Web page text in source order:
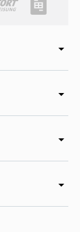
arrow_drop_down
arrow_drop_down
arrow_drop_down
arrow_drop_down